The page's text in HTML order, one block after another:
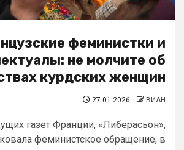
феминистки и
не молчите об
курдских женщин
27.01.2026 ВИАН
газет Франции, «Либерасьон»,
феминистское обращение, в